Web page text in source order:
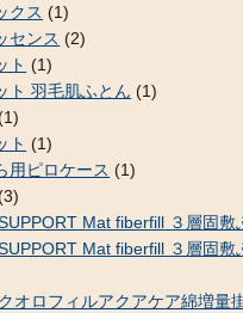
クス (1)
センス (2)
ト (1)
ト 羽毛肌ふとん (1)
(1)
ト (1)
用ピロケース (1)
(3)
Mat fiberfill ３層固敷
Mat fiberfill ３層固
オロフィルアクアケア綿増量